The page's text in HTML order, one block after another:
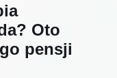
Oto
pensji